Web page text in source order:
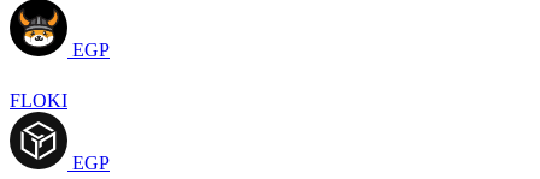
EGP
FLOKI
EGP